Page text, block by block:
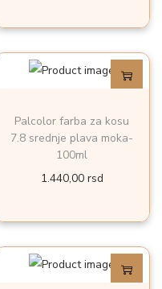
Palcolor farba za kosu
7.8 srednje plava moka-
100ml
1.440,00 rsd